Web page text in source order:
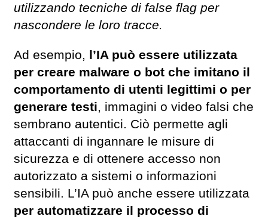
utilizzando tecniche di false flag per
nascondere le loro tracce.
Ad esempio, l’IA può essere utilizzata
per creare malware o bot che imitano il
comportamento di utenti legittimi o per
generare testi, immagini o video falsi che
sembrano autentici. Ciò permette agli
attaccanti di ingannare le misure di
sicurezza e di ottenere accesso non
autorizzato a sistemi o informazioni
sensibili. L’IA può anche essere utilizzata
per automatizzare il processo di